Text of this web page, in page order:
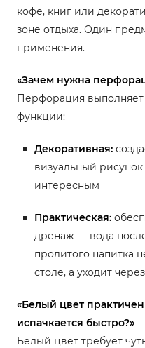
кофе, книг или
зоне отдыха. Один
применения.
«Зачем нужна
Перфорация
функции:
Декоративная:
визуальный
интересным
Практическая:
дренаж — вода
пролитого напитка
столе, а уходит
«Белый цвет
испачкается быстро?»
Белый цвет требует